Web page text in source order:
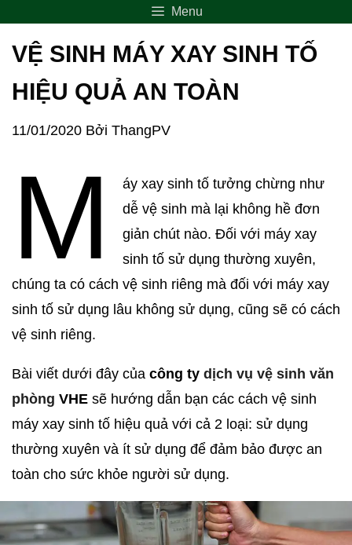
Menu
VỆ SINH MÁY XAY SINH TỐ
HIỆU QUẢ AN TOÀN
11/01/2020 Bởi ThangPV
M
áy xay sinh tố tưởng chừng như
dễ vệ sinh mà lại không hề đơn
giản chút nào. Đối với máy xay
sinh tố sử dụng thường xuyên,
chúng ta có cách vệ sinh riêng mà đối với máy xay
sinh tố sử dụng lâu không sử dụng, cũng sẽ có cách
vệ sinh riêng.
Bài viết dưới đây của công ty dịch vụ vệ sinh văn
phòng VHE sẽ hướng dẫn bạn các cách vệ sinh
máy xay sinh tố hiệu quả với cả 2 loại: sử dụng
thường xuyên và ít sử dụng để đảm bảo được an
toàn cho sức khỏe người sử dụng.